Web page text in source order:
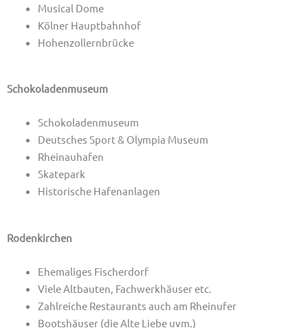
Musical Dome
Kölner Hauptbahnhof
Hohenzollernbrücke
Schokoladenmuseum
Schokoladenmuseum
Deutsches Sport & Olympia Museum
Rheinauhafen
Skatepark
Historische Hafenanlagen
Rodenkirchen
Ehemaliges Fischerdorf
Viele Altbauten, Fachwerkhäuser etc.
Zahlreiche Restaurants auch am Rheinufer
Bootshäuser (die Alte Liebe uvm.)